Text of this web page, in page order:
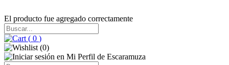
El producto fue agregado correctamente
( 0 )
(0)